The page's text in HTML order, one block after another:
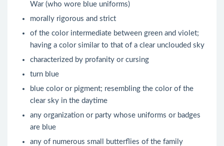
War (who wore blue uniforms)
morally rigorous and strict
of the color intermediate between green and violet;
having a color similar to that of a clear unclouded sky
characterized by profanity or cursing
turn blue
blue color or pigment; resembling the color of the
clear sky in the daytime
any organization or party whose uniforms or badges
are blue
any of numerous small butterflies of the family